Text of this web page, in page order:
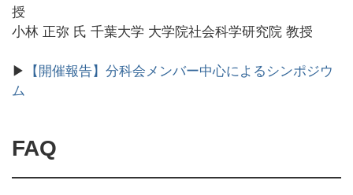
授
小林 正弥 氏 千葉大学 大学院社会科学研究院 教授
▶
【開催報告】分科会メンバー中心によるシンポジウ
ム
FAQ